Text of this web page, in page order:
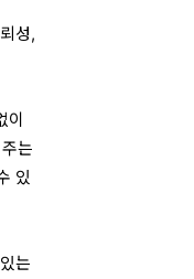
성,
는
있
는